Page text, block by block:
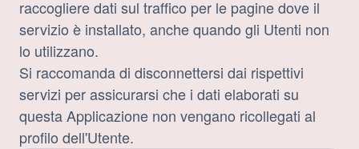
raccogliere dati sul traffico per le pagine dove il
servizio è installato, anche quando gli Utenti non
lo utilizzano.
Si raccomanda di disconnettersi dai rispettivi
servizi per assicurarsi che i dati elaborati su
questa Applicazione non vengano ricollegati al
profilo dell'Utente.